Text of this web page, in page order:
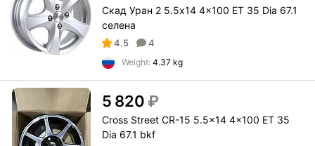
Скад Уран 2 5.5x14 4x100 ET 35 Dia 67.1
селена
4.5 4
Weight: 4.37 kg
5 820 ₽
Cross Street CR-15 5.5x14 4x100 ET 35
Dia 67.1 bkf